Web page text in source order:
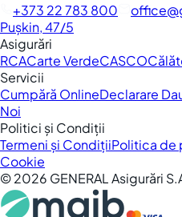
+373 22 783 800 office
Pușkin, 47/5
Asigurări
RCACarte VerdeCASCO
Servicii
Cumpără OnlineDeclarare
Noi
Politici și Condiții
Termeni și CondițiiPolitica de
Cookie
©2026 GENERAL Asigurări